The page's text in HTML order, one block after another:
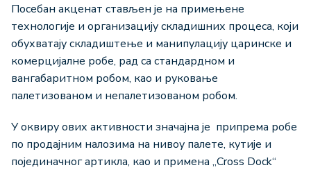
Посебан акценат стављен је на примењене
технологије и организацију складишних процеса, који
обухватају складиштење и манипулацију царинске и
комерцијалне робе, рад са стандардном и
вангабаритном робом, као и руковање
палетизованом и непалетизованом робом.
У оквиру ових активности значајна је припрема робе
по продајним налозима на нивоу палете, кутије и
појединачног артикла, као и примена „Cross Dock“